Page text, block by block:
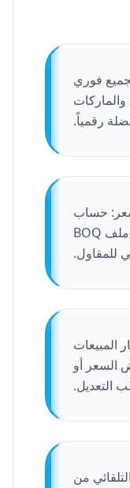
فوري
رقمياً.
حساب
الضرائب والخصومات وتصدير ملف BOQ
للمقاول.
المبيعات
السعر أو
التعديل.
من